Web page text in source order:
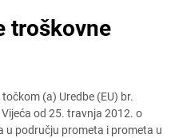
troškovne
(a) Uredbe (EU) br.
od 25. travnja 2012. o
u području prometa i prometa u